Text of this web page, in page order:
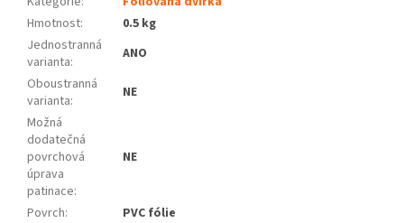
Hmotnost:
0.5 kg
Jednostranná
varianta:
ANO
Oboustranná
varianta:
NE
Možná
dodatečná
povrchová
úprava
patinace:
NE
Povrch:
PVC fólie